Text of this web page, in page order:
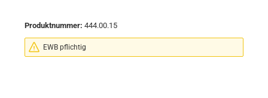
Produktnummer: 444.00.15
EWB pflichtig